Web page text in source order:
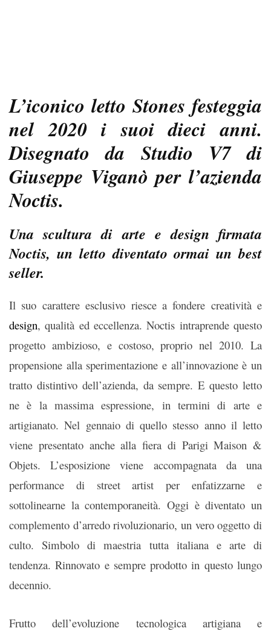
L’iconico letto Stones festeggia
nel 2020 i suoi dieci anni.
Disegnato da Studio V7 di
Giuseppe Viganò per l’azienda
Noctis.
Una scultura di arte e design firmata
Noctis, un letto diventato ormai un best
seller.
Il suo carattere esclusivo riesce a fondere creatività e
design, qualità ed eccellenza. Noctis intraprende questo
progetto ambizioso, e costoso, proprio nel 2010. La
propensione alla sperimentazione e all’innovazione è un
tratto distintivo dell’azienda, da sempre. E questo letto
ne è la massima espressione, in termini di arte e
artigianato. Nel gennaio di quello stesso anno il letto
viene presentato anche alla fiera di Parigi Maison &
Objets. L’esposizione viene accompagnata da una
performance di street artist per enfatizzarne e
sottolinearne la contemporaneità. Oggi è diventato un
complemento d’arredo rivoluzionario, un vero oggetto di
culto. Simbolo di maestria tutta italiana e arte di
tendenza. Rinnovato e sempre prodotto in questo lungo
decennio.
Frutto dell’evoluzione tecnologica artigiana e